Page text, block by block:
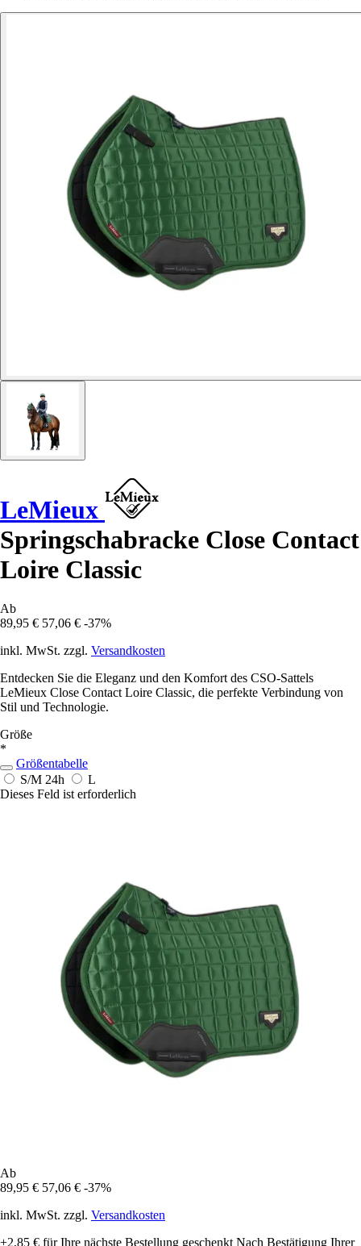
LeMieux
Springschabracke Close Contact
Loire Classic
Ab
89,95 € 57,06 € -37%
inkl. MwSt. zzgl. Versandkosten
Entdecken Sie die Eleganz und den Komfort des CSO-Sattels
LeMieux Close Contact Loire Classic, die perfekte Verbindung von
Stil und Technologie.
Größe
*
Größentabelle
S/M 24h
L
Dieses Feld ist erforderlich
Ab
89,95 € 57,06 € -37%
inkl. MwSt. zzgl. Versandkosten
+2,85 € für Ihre nächste Bestellung geschenkt Nach Bestätigung Ihrer